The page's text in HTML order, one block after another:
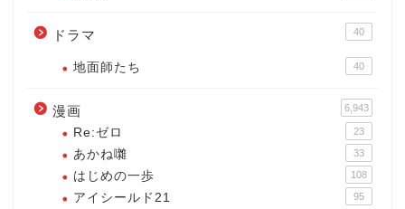
ドラマ 40
地面師たち 40
漫画 6,943
Re:ゼロ 23
あかね囃 33
はじめの一歩 108
アイシールド21 95